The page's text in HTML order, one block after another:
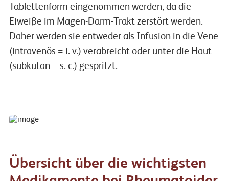
Tablettenform eingenommen werden, da die
Eiweiße im Magen-Darm-Trakt zerstört werden.
Daher werden sie entweder als Infusion in die Vene
(intravenös = i. v.) verabreicht oder unter die Haut
(subkutan = s. c.) gespritzt.
Übersicht über die wichtigsten